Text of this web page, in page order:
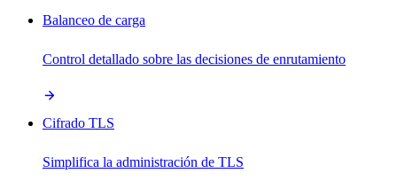
Balanceo de carga
Control detallado sobre las decisiones de enrutamiento
Cifrado TLS
Simplifica la administración de TLS